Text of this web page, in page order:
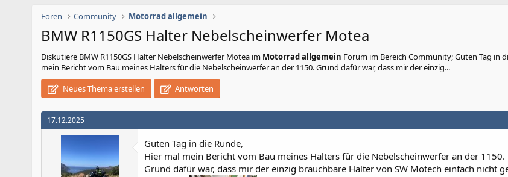
Foren Community Motorrad allgemein
BMW R1150GS Halter Nebelscheinwerfer Motea
Diskutiere BMW R1150GS Halter Nebelscheinwerfer Motea im Motorrad allgemein Forum im Bereich Community; Guten Tag in
mein Bericht vom Bau meines Halters für die Nebelscheinwerfer an der 1150. Grund dafür war, dass mir der einzig...
Neues Thema erstellen
Antworten
17.12.2025
Guten Tag in die Runde,
Hier mal mein Bericht vom Bau meines Halters für die Nebelscheinwerfer an der 1150.
Grund dafür war, dass mir der einzig brauchbare Halter von SW Motech einfach nicht